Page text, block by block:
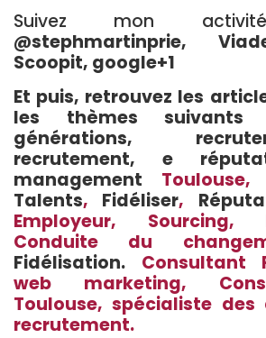
Suivez mon
@stephmartinprie,
Scoopit, google+1
Et puis, retrouvez les
les thèmes suivants
générations,
recrutement, e
management
Toulouse,
Talents, Fidéliser,
Employeur, Sourcing,
Conduite du
Fidélisation. Consultant
web marketing,
Toulouse, spécialiste
recrutement.